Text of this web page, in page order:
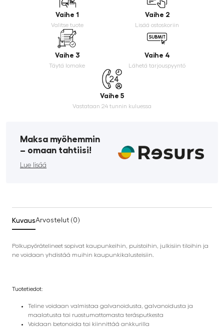
Vaihe 1
Valitse tuote
Vaihe 2
Lisää ostoskoriin
Vaihe 3
Täytä lomake
Vaihe 4
Lähetä tarjouspyyntö
Vaihe 5
Vastataan 24 tunnin kuluessa
Maksa myöhemmin
­– omaan tahtiisi!
Lue lisää
KuvausArvostelut (0)
Polkupyörätelineet sopivat kaupunkeihin, puistoihin, julkisiin tiloihin ja
ne voidaan yhdistää muihin kaupunkikalusteisiin.
Tuotetiedot:
Teline voidaan valmistaa galvanoidusta, galvanoidusta ja
maalatusta tai ruostumattomasta teräsputkesta
Voidaan betonoida tai kiinnittää ankkurilla